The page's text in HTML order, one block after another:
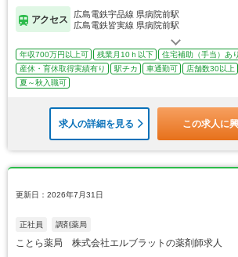
アクセス
広島電鉄宇品線 県病院前駅
広島電鉄皆実線 県病院前駅
年収700万円以上可 残業月10ｈ以下
住宅補助（手当）あり
産休・育休取得実績有り
駅チカ 車通勤可 店舗数30以上
夏～秋入職可
求人の詳細を見る この求人に
更新日：2026年7月31日
正社員 調剤薬局
ことら薬局 株式会社エルブラットの薬剤師求人